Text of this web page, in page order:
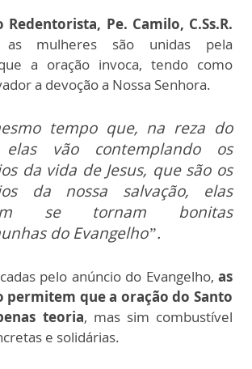
Redentorista, Pe. Camilo, C.Ss.R.
as mulheres são unidas pela
a oração invoca, tendo como
a devoção a Nossa Senhora.
tempo que, na reza do
elas vão contemplando os
da vida de Jesus, que são os
da nossa salvação, elas
se tornam bonitas
do Evangelho”.
pelo anúncio do Evangelho, as
permitem que a oração do Santo
teoria, mas sim combustível
e solidárias.